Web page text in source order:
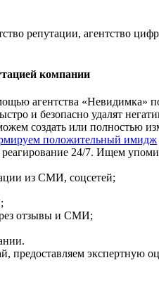
репутации, агентство
компании
агентства
и безопасно удалят
создать или полностью
положительный имидж
24/7. Ищем
из СМИ, соцсетей;
отзывы и СМИ;
экспертную